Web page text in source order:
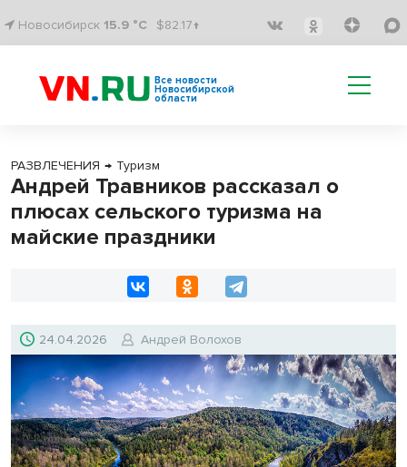
Новосибирск 15.9 °C $82.17↑
Все новости
Новосибирской
области
РАЗВЛЕЧЕНИЯ → Туризм
Андрей Травников рассказал о
плюсах сельского туризма на
майские праздники
24.04.2026 Андрей Волохов